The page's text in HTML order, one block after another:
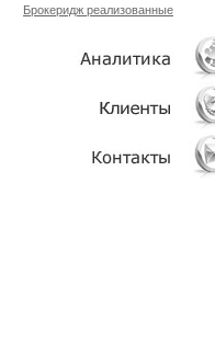
Брокеридж реализованные
АНАЛИТИКА
КЛИЕНТЫ